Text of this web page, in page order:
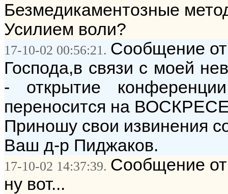
Безмедикаментозные
Усилием воли?
17-10-02 00:56:21. Сообщение
Господа,в связи с моей
- открытие
переносится на
Приношу свои извинения
Ваш д-р Пиджаков.
17-10-02 14:37:39. Сообщение
ну вот...